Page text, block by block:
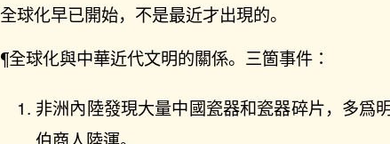
全球化早已開始，不是最近才出現的。
¶全球化與中華近代文明的關係。三箇事件：
非洲內陸發現大量中國瓷器和瓷器碎片，多爲
伯商人陸運。